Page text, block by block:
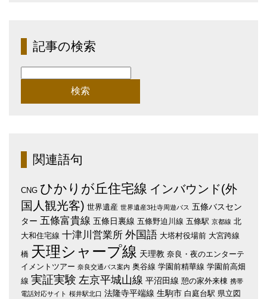
記事の検索
索:
関連語句
CNG ひかりが丘住宅線 インバウンド(外
国人観光客) 世界遺産 世界遺産3社寺周遊バス 五條バスセン
ター 五條富貴線 五條日裏線 五條野迫川線 五條駅 京都線 北
大和住宅線 十津川営業所 外国語 大塔村役場前 大宮跨線
橋 天理シャープ線 天理教 奈良・夜のエンターテ
イメントツアー 奈良交通バス案内 奥谷線 学園前精華線 学園前高畑
線 実証実験 左京平城山線 平沼田線 憩の家外来棟 携帯
電話対応サイト 桜井駅北口 法隆寺平端線 生駒市 白庭台駅 県立図